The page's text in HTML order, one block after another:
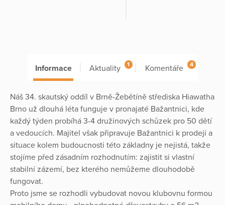
Informace Aktuality 1 Komentáře 4
Náš 34. skautský oddíl v Brně-Žebětíně střediska Hiawatha
Brno už dlouhá léta funguje v pronajaté Bažantnici, kde
každý týden probíhá 3-4 družinových schůzek pro 50 dětí
a vedoucích. Majitel však připravuje Bažantnici k prodeji a
situace kolem budoucnosti této základny je nejistá, takže
stojíme před zásadním rozhodnutím: zajistit si vlastní
stabilní zázemí, bez kterého nemůžeme dlouhodobě
fungovat.
Proto jsme se rozhodli vybudovat novou klubovnu formou